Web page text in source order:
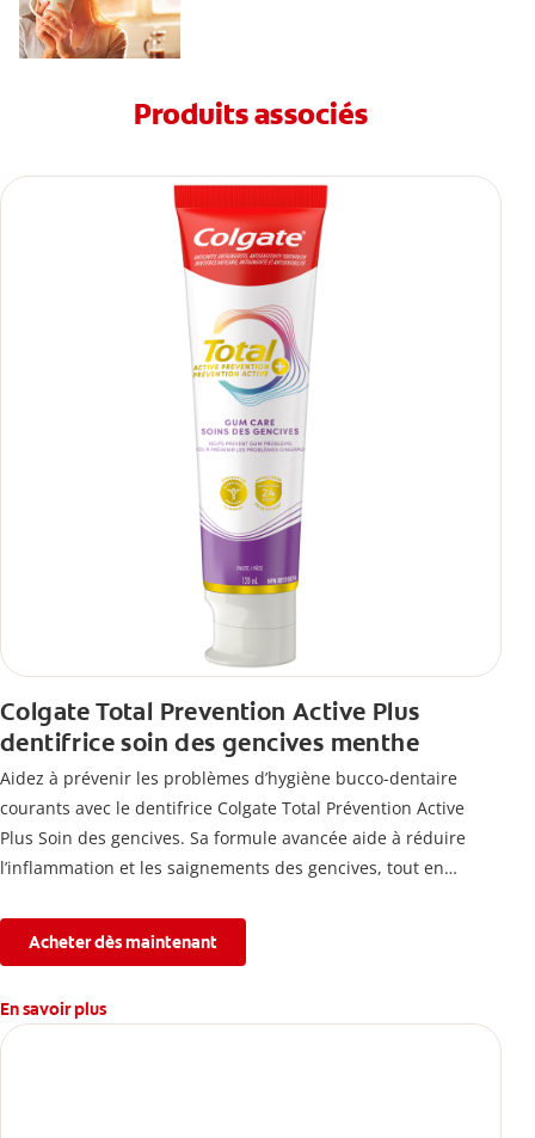
Produits associés
Colgate Total Prevention Active Plus
dentifrice soin des gencives menthe
Aidez à prévenir les problèmes d’hygiène bucco-dentaire
courants avec le dentifrice Colgate Total Prévention Active
Plus Soin des gencives. Sa formule avancée aide à réduire
l’inflammation et les saignements des gencives, tout en
l’érosion de l’émail.
Acheter dès maintenant
En savoir plus